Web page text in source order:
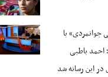
جوانمردی» با
احمد باطبی
این رسانه شد